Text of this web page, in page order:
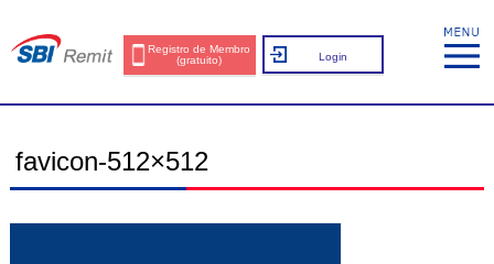
Registro de Membro
(gratuito)
Login
favicon-512×512